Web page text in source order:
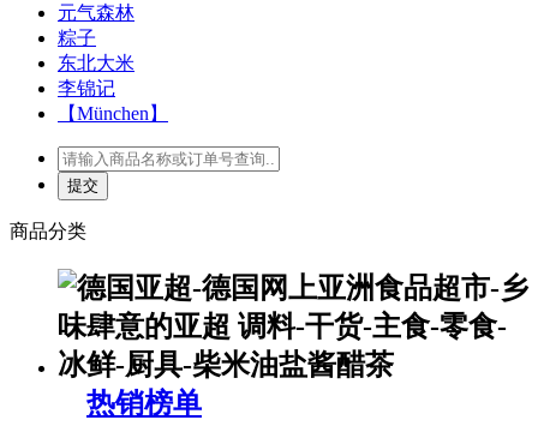
元气森林
粽子
东北大米
李锦记
【München】
商品分类
热销榜单